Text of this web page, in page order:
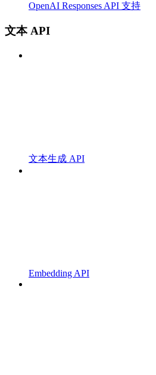
OpenAI Responses API 支持
文本 API
文本生成 API
Embedding API